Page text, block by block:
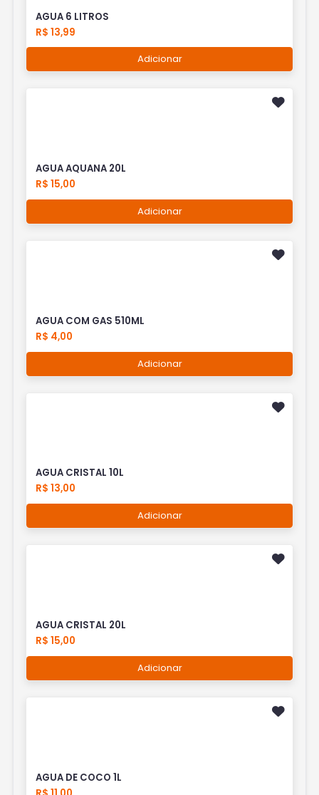
AGUA 6 LITROS
R$ 13,99
Adicionar
AGUA AQUANA 20L
R$ 15,00
Adicionar
AGUA COM GAS 510ML
R$ 4,00
Adicionar
AGUA CRISTAL 10L
R$ 13,00
Adicionar
AGUA CRISTAL 20L
R$ 15,00
Adicionar
AGUA DE COCO 1L